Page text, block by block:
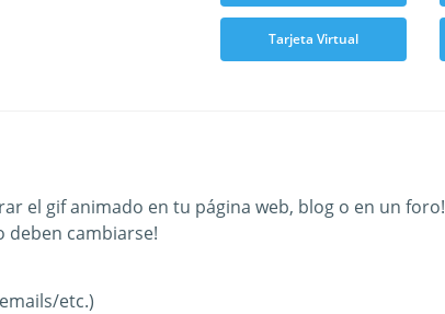
Tarjeta Virtual
el gif animado en tu página web, blog o en un foro!
deben cambiarse!
etc.)